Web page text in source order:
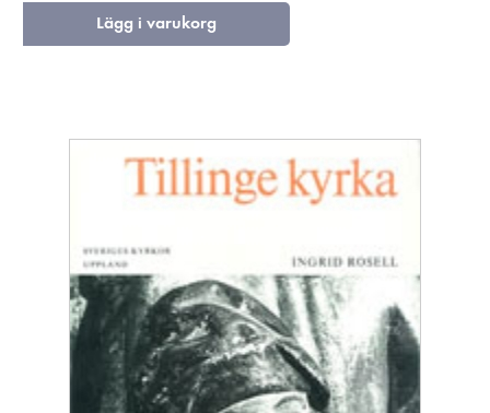
Lägg i varukorg